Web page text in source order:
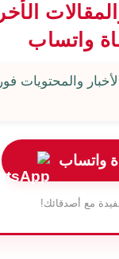
واتساب
والمحتويات فور
واتساب
مع أصدقائك!